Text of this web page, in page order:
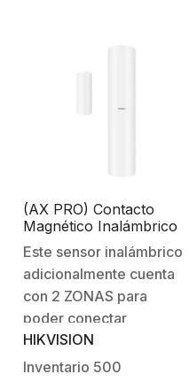
(AX PRO) Contacto
Magnético Inalámbrico
+ 2 ZONAS PARA
AGREGAR SENSORES
CABLEADOS / 3 en 1 /
Soporta 2 Zonas
Cableadas
Este sensor inalámbrico
adicionalmente cuenta
con 2 ZONAS para
poder conectar
sensores cableados de
otras marcas y
HIKVISION
Inventario 500